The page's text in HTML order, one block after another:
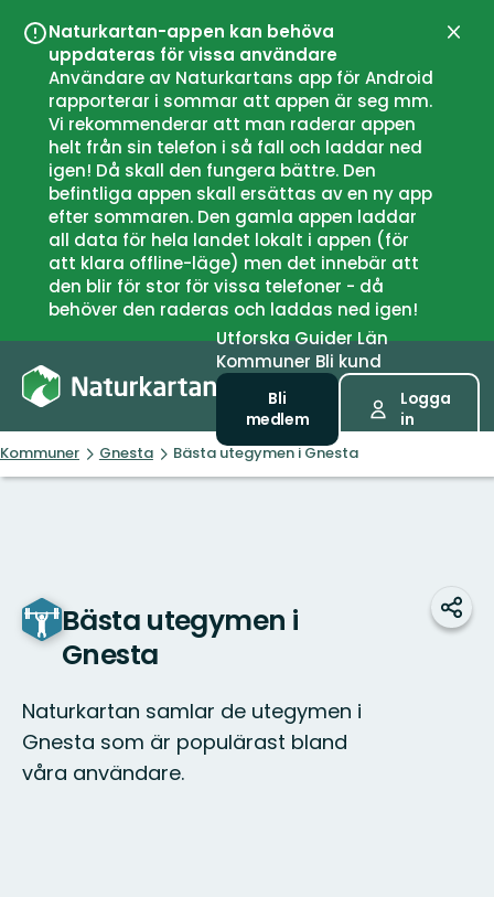
Naturkartan-appen kan behöva
uppdateras för vissa användare
Användare av Naturkartans app för Android
rapporterar i sommar att appen är seg mm.
Vi rekommenderar att man raderar appen
helt från sin telefon i så fall och laddar ned
igen! Då skall den fungera bättre. Den
befintliga appen skall ersättas av en ny app
efter sommaren. Den gamla appen laddar
all data för hela landet lokalt i appen (för
att klara offline-läge) men det innebär att
den blir för stor för vissa telefoner - då
behöver den raderas och laddas ned igen!
UtforskaGuiderLän
Kommuner Bli kund
Bli
medlem
Logga
in
Kommuner Gnesta Bästa utegymen i Gnesta
Bästa utegymen i
Gnesta
Naturkartan samlar de utegymen i
Gnesta som är populärast bland
våra användare.
Dela